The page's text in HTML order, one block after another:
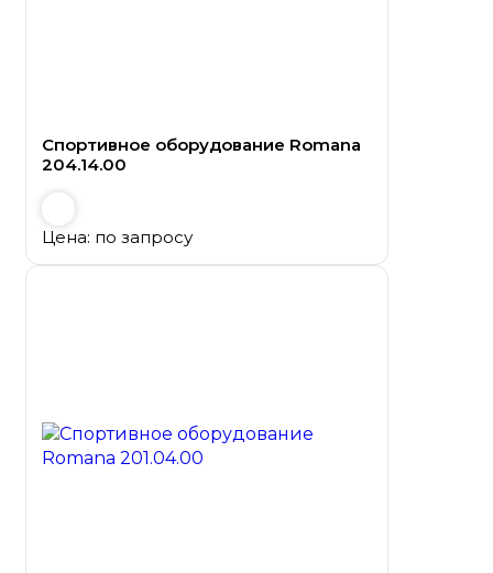
Спортивное оборудование Romana
204.14.00
Цена: по запросу